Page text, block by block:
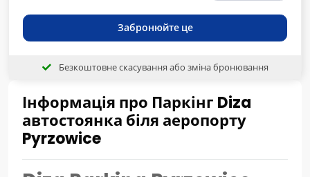
Інформація про Паркінг Diza
автостоянка біля аеропорту
Pyrzowice
Забронюйте це
Безкоштовне скасування або зміна бронювання